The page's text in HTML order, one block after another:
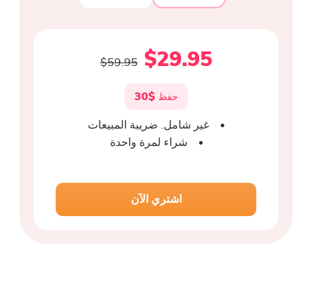
$29.95
$59.95
حفظ $30
غير شامل. ضريبة المبيعات
شراء لمرة واحدة
اشتري الآن